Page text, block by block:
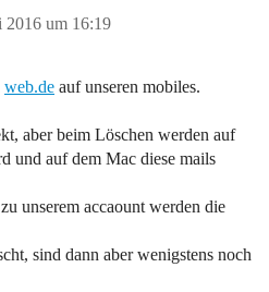
2016 um 16:19
web.de auf unseren mobiles.
aber beim Löschen werden auf
und auf dem Mac diese mails
unserem accaount werden die
sind dann aber wenigstens noch